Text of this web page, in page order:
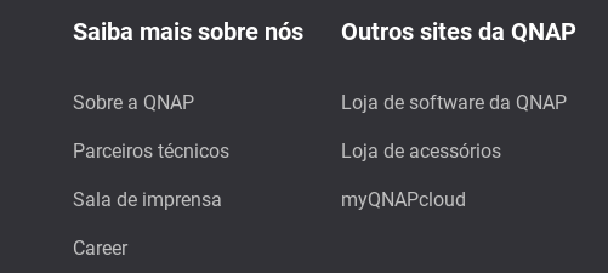
Saiba mais sobre nós
Sobre a QNAP
Parceiros técnicos
Sala de imprensa
Career
Outros sites da QNAP
Loja de software da QNAP
Loja de acessórios
myQNAPcloud